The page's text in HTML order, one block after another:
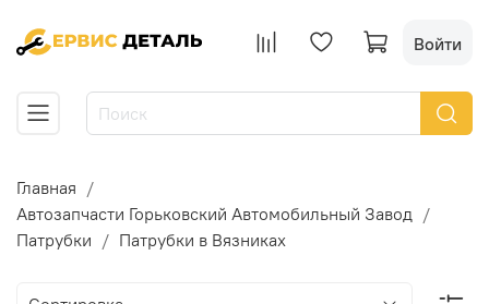
Войти
Главная
Автозапчасти Горьковский Автомобильный Завод
Патрубки
Патрубки в Вязниках